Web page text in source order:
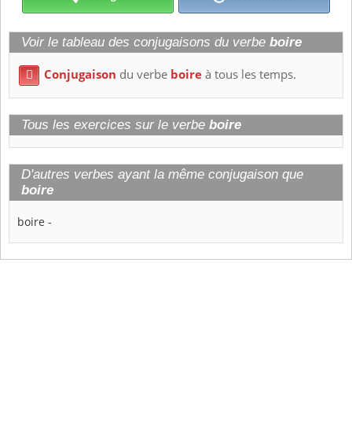
Voir le tableau des conjugaisons du verbe boire
 Conjugaison du verbe boireà tous les temps.
Tous les exercices sur le verbe boire
D'autres verbes ayant la même conjugaison que
boire
boire -